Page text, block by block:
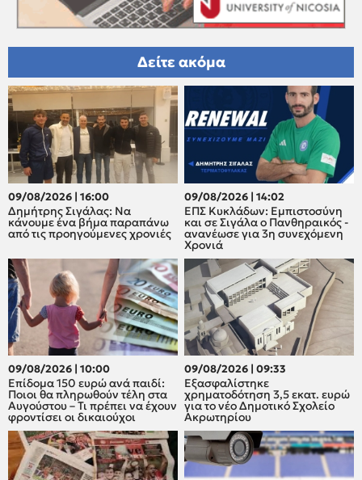
Δείτε ακόμα
09/08/2026 | 16:00
Δημήτρης Σιγάλας: Να
κάνουμε ένα βήμα παραπάνω
από τις προηγούμενες χρονιές
09/08/2026 | 14:02
ΕΠΣ Κυκλάδων: Εμπιστοσύνη
και σε Σιγάλα ο Πανθηραικός -
ανανέωσε για 3η συνεχόμενη
Χρονιά
09/08/2026 | 10:00
Επίδομα 150 ευρώ ανά παιδί:
Ποιοι θα πληρωθούν τέλη στα
Αυγούστου – Τι πρέπει να έχουν
φροντίσει οι δικαιούχοι
09/08/2026 | 09:33
Εξασφαλίστηκε
χρηματοδότηση 3,5 εκατ. ευρώ
για το νέο Δημοτικό Σχολείο
Ακρωτηρίου